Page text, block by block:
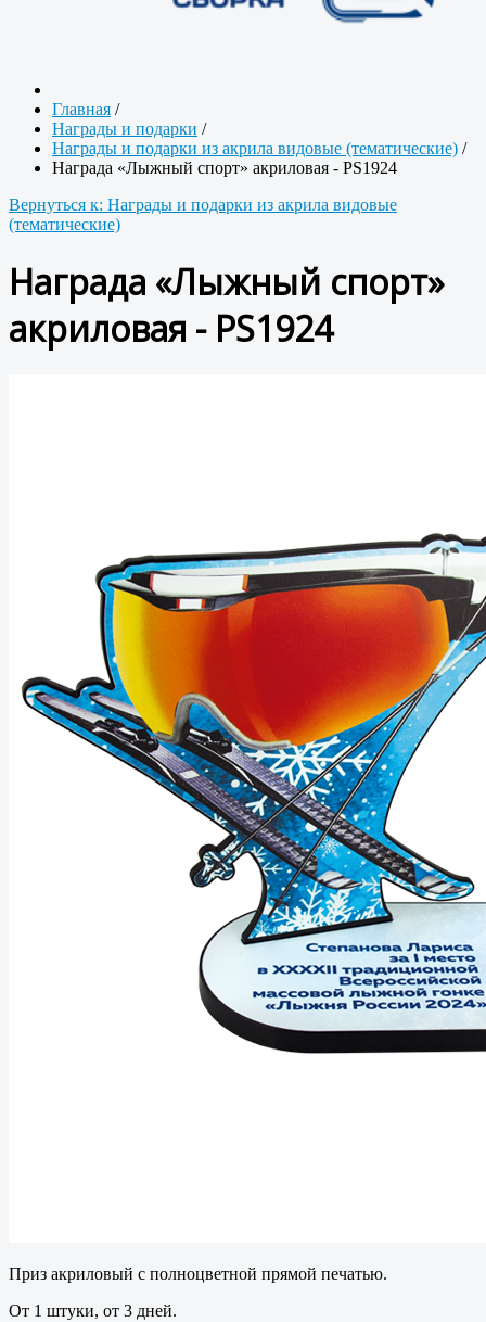
Главная /
Награды и подарки /
Награды и подарки из акрила видовые (тематические) /
Награда «Лыжный спорт» акриловая - PS1924
Вернуться к: Награды и подарки из акрила видовые
(тематические)
Награда «Лыжный спорт»
акриловая - PS1924
Приз акриловый с полноцветной прямой печатью.
От 1 штуки, от 3 дней.